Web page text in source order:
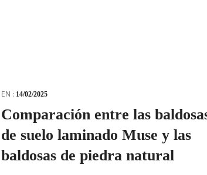
EN : 14/02/2025
Comparación entre las
de suelo laminado Muse y las
baldosas de piedra natural